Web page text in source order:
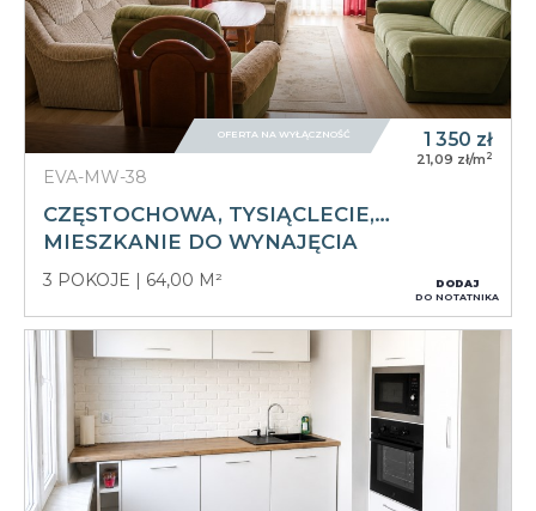
EVA-MW-38
CZĘSTOCHOWA, TYSIĄCLECIE,…
MIESZKANIE DO WYNAJĘCIA
3 POKOJE 64,00 M²
1 350 zł
21,09 zł/m 2
OFERTA NA WYŁĄCZNOŚĆ
DODAJ
DO NOTATNIKA